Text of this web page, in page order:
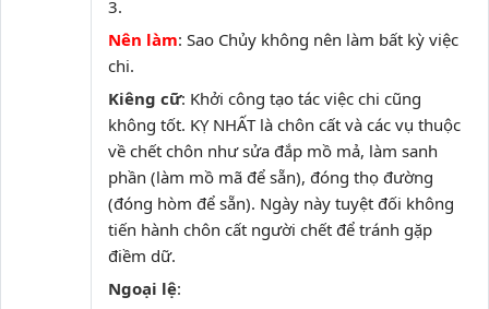
3.
Nên làm: Sao Chủy không nên làm bất kỳ việc
chi.
Kiêng cữ: Khởi công tạo tác việc chi cũng
không tốt. KỴ NHẤT là chôn cất và các vụ thuộc
về chết chôn như sửa đắp mồ mả, làm sanh
phần (làm mồ mã để sẵn), đóng thọ đường
(đóng hòm để sẵn). Ngày này tuyệt đối không
tiến hành chôn cất người chết để tránh gặp
điềm dữ.
Ngoại lệ: